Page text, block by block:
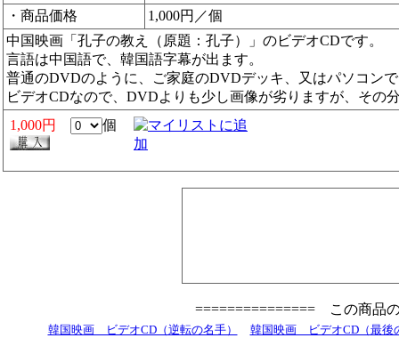
・商品価格
1,000円／個
中国映画「孔子の教え（原題：孔子）」のビデオCDです。
言語は中国語で、韓国語字幕が出ます。
普通のDVDのように、ご家庭のDVDデッキ、又はパソコン
ビデオCDなので、DVDよりも少し画像が劣りますが、その
1,000円
個
=============== この商品
韓国映画 ビデオCD（逆転の名手）
韓国映画 ビデオCD（最後